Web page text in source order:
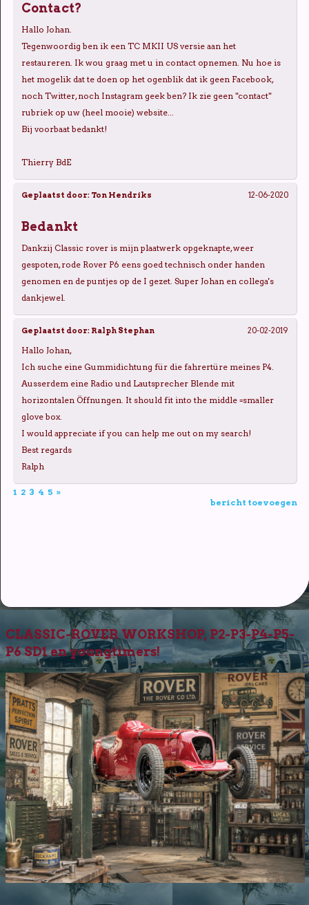
Contact?
Hallo Johan.
Tegenwoordig ben ik een TC MKII US versie aan het
restaureren. Ik wou graag met u in contact opnemen. Nu hoe is
het mogelik dat te doen op het ogenblik dat ik geen Facebook,
noch Twitter, noch Instagram geek ben? Ik zie geen "contact"
rubriek op uw (heel mooie) website...
Bij voorbaat bedankt!
Thierry BdE
12-06-2020
Geplaatst door: Ton Hendriks
Bedankt
Dankzij Classic rover is mijn plaatwerk opgeknapte, weer
gespoten, rode Rover P6 eens goed technisch onder handen
genomen en de puntjes op de I gezet. Super Johan en collega's
dankjewel.
20-02-2019
Geplaatst door: Ralph Stephan
Hallo Johan,
Ich suche eine Gummidichtung für die fahrertüre meines P4.
Ausserdem eine Radio und Lautsprecher Blende mit
horizontalen Öffnungen. It should fit into the middle =smaller
glove box.
I would appreciate if you can help me out on my search!
Best regards
Ralph
1 2 3 4 5 »
bericht toevoegen
CLASSIC-ROVER WORKSHOP, P2-P3-P4-P5-
P6 SD1 en youngtimers!